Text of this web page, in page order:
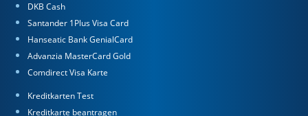
DKB Cash
Santander 1Plus Visa Card
Hanseatic Bank GenialCard
Advanzia MasterCard Gold
Comdirect Visa Karte
Kreditkarten Test
Kreditkarte beantragen